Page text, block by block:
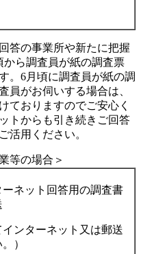
答の事業所や新たに把握
から調査員が紙の調査票
。6月頃に調査員が紙の調
員がお伺いする場合は、
ておりますのでご安心く
トからも引き続きご回答
活用ください。
等の場合＞
ネット回答用の調査書
インターネット又は郵送
）